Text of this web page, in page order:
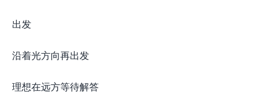
出发
沿着光方向再出发
理想在远方等待解答